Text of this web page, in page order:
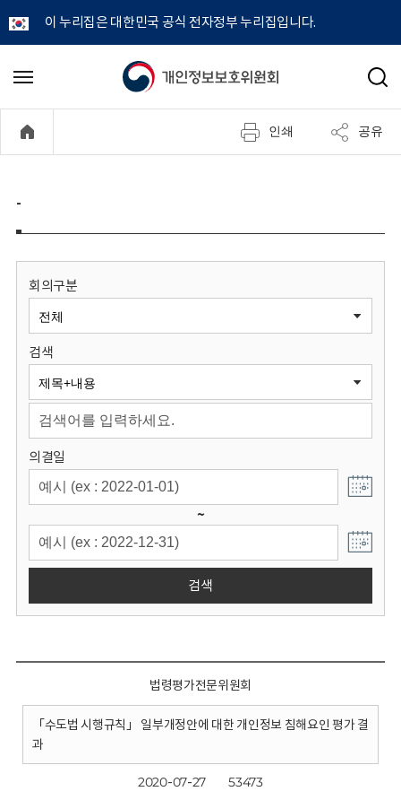
이 누리집은 대한민국 공식 전자정부 누리집입니다.
개
정
보
원
회
메
기
검
인쇄 공유
-
회의구분
검색
의결일
~
검색
법령평가전문위원회
「수도법 시행규칙」 일부개정안에 대한 개인정보 침해요인 평가 결
과
2020-07-27 53473